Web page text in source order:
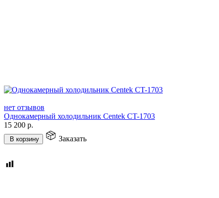
нет отзывов
Однокамерный холодильник Centek CT-1703
15 200 р.
В корзину Заказать